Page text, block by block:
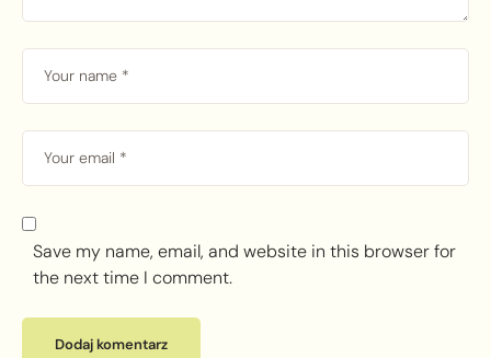
Save my name, email, and website in this browser for
the next time I comment.